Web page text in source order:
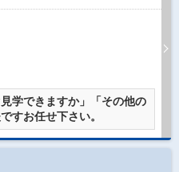
学できますか」「その他の
すお任せ下さい。